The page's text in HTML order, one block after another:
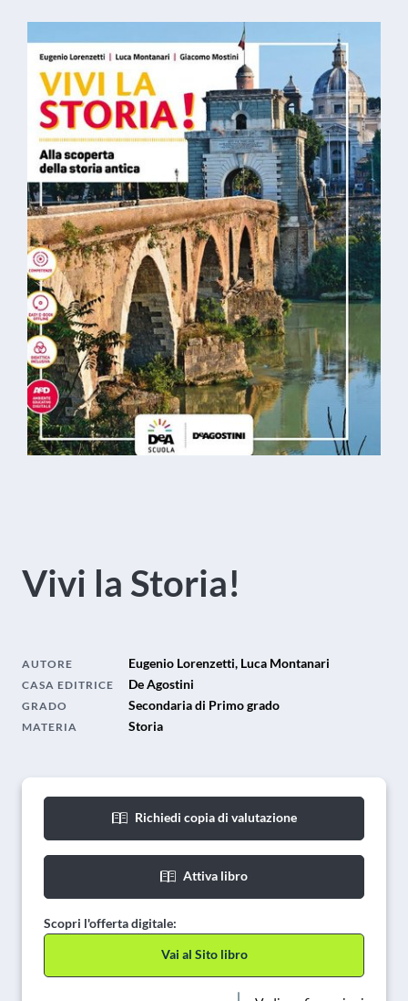
Vivi la Storia!
AUTORE Eugenio Lorenzetti, Luca Montanari
CASA EDITRICE De Agostini
GRADO Secondaria di Primo grado
MATERIA Storia
Richiedi copia di valutazione
Attiva libro
Scopri l'offerta digitale:
Vai al Sito libro